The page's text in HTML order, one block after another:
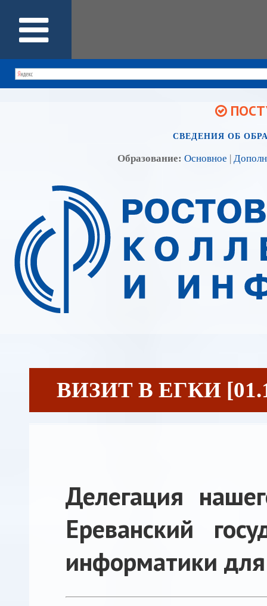
СВЕДЕНИЯ ОБ
Образование: Основное |
ВИЗИТ В ЕГКИ
Делегация
Ереванский
информатики